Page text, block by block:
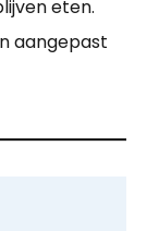
eten.
aangepast